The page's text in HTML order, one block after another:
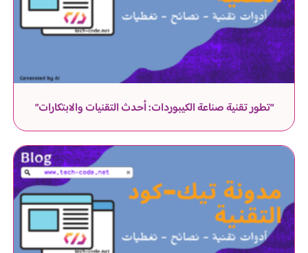
“تطور تقنية صناعة الكيبوردات: أحدث التقنيات والابتكارات”